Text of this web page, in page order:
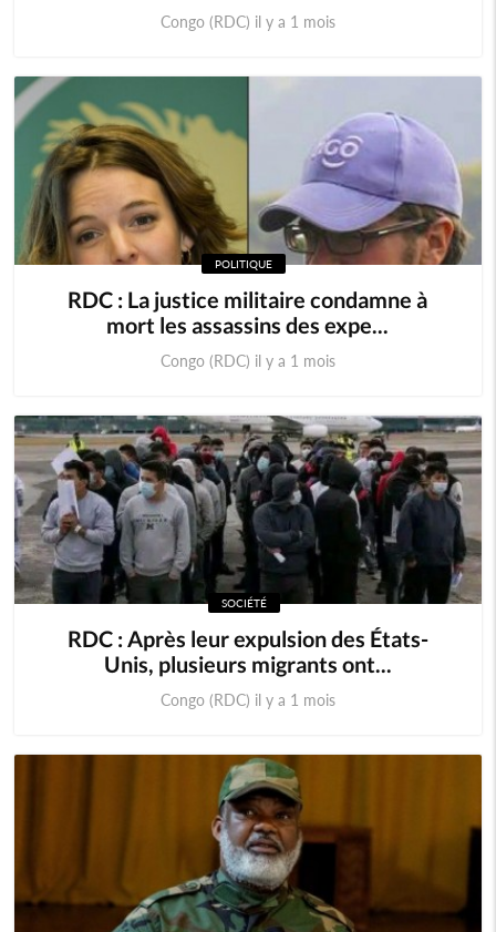
Congo (RDC) il y a 1 mois
POLITIQUE
RDC : La justice militaire condamne à
mort les assassins des expe...
Congo (RDC) il y a 1 mois
SOCIÉTÉ
RDC : Après leur expulsion des États-
Unis, plusieurs migrants ont...
Congo (RDC) il y a 1 mois